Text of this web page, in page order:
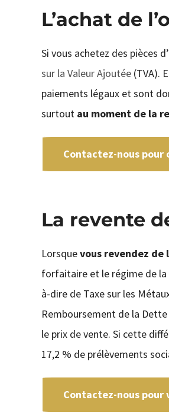
L’achat de
Si vous achetez des pièces
sur la Valeur Ajoutée(TVA).
paiements légaux et sont
surtout au moment de la
Contactez-nous pour
La revente
Lorsquevous revendez de
forfaitaire et le régime de la
à-dire de Taxe sur les
Remboursement de la
le prix de vente. Si cette
17,2 % de prélèvements
Contactez-nous pour